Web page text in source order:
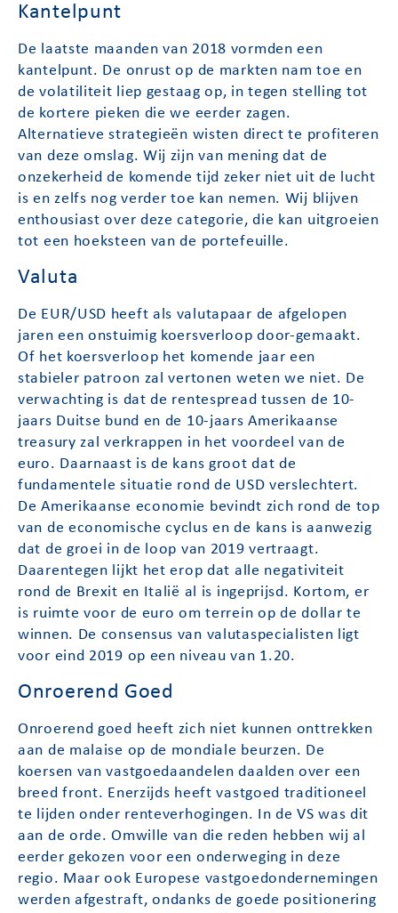
Kantelpunt
De laatste maanden van 2018 vormden een
kantelpunt. De onrust op de markten nam toe en
de volatiliteit liep gestaag op, in tegen stelling tot
de kortere pieken die we eerder zagen.
Alternatieve strategieën wisten direct te profiteren
van deze omslag. Wij zijn van mening dat de
onzekerheid de komende tijd zeker niet uit de lucht
is en zelfs nog verder toe kan nemen. Wij blijven
enthousiast over deze categorie, die kan uitgroeien
tot een hoeksteen van de portefeuille.
Valuta
De EUR/USD heeft als valutapaar de afgelopen
jaren een onstuimig koersverloop door-gemaakt.
Of het koersverloop het komende jaar een
stabieler patroon zal vertonen weten we niet. De
verwachting is dat de rentespread tussen de 10-
jaars Duitse bund en de 10-jaars Amerikaanse
treasury zal verkrappen in het voordeel van de
euro. Daarnaast is de kans groot dat de
fundamentele situatie rond de USD verslechtert.
De Amerikaanse economie bevindt zich rond de top
van de economische cyclus en de kans is aanwezig
dat de groei in de loop van 2019 vertraagt.
Daarentegen lijkt het erop dat alle negativiteit
rond de Brexit en Italië al is ingeprijsd. Kortom, er
is ruimte voor de euro om terrein op de dollar te
winnen. De consensus van valutaspecialisten ligt
voor eind 2019 op een niveau van 1.20.
Onroerend Goed
Onroerend goed heeft zich niet kunnen onttrekken
aan de malaise op de mondiale beurzen. De
koersen van vastgoedaandelen daalden over een
breed front. Enerzijds heeft vastgoed traditioneel
te lijden onder renteverhogingen. In de VS was dit
aan de orde. Omwille van die reden hebben wij al
eerder gekozen voor een onderweging in deze
regio. Maar ook Europese vastgoedondernemingen
werden afgestraft, ondanks de goede positionering